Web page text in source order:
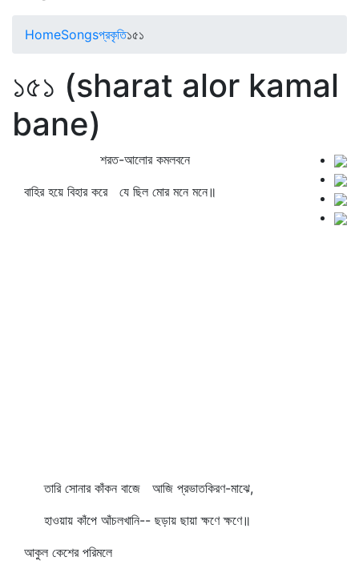
HomeSongsপ্রকৃতি১৫১
১৫১ (sharat alor kamal
bane)
শরত-আলোর কমলবনে
বাহির হয়ে বিহার করে যে ছিল মোর মনে মনে॥
তারি সোনার কাঁকন বাজে আজি প্রভাতকিরণ-মাঝে,
হাওয়ায় কাঁপে আঁচলখানি-- ছড়ায় ছায়া ক্ষণে ক্ষণে॥
আকুল কেশের পরিমলে